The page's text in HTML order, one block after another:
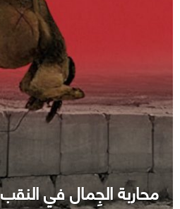
محاربة الجِمال في النقب